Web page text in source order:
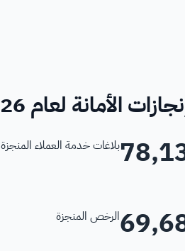
الأمانة لعام 2026
بلاغات خدمة العملاء المنجزة
الرخص المنجزة